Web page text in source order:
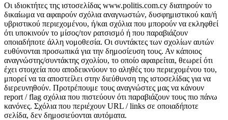
Οι ιδιοκτήτες της ιστοσελίδας www.politis.com.cy διατηρούν το
δικαίωμα να αφαιρούν σχόλια αναγνωστών, δυσφημιστικού και/ή
υβριστικού περιεχομένου, ή/και σχόλια που μπορούν να εκληφθεί
ότι υποκινούν το μίσος/τον ρατσισμό ή που παραβιάζουν
οποιαδήποτε άλλη νομοθεσία. Οι συντάκτες των σχολίων αυτών
ευθύνονται προσωπικά για την δημοσίευση τους. Αν κάποιος
αναγνώστης/συντάκτης σχολίου, το οποίο αφαιρείται, θεωρεί ότι
έχει στοιχεία που αποδεικνύουν το αληθές του περιεχομένου του,
μπορεί να τα αποστείλει στην διεύθυνση της ιστοσελίδας για να
διερευνηθούν. Προτρέπουμε τους αναγνώστες μας να κάνουν
report / flag σχόλια που πιστεύουν ότι παραβιάζουν τους πιο πάνω
κανόνες. Σχόλια που περιέχουν URL / links σε οποιαδήποτε
σελίδα, δεν δημοσιεύονται αυτόματα.